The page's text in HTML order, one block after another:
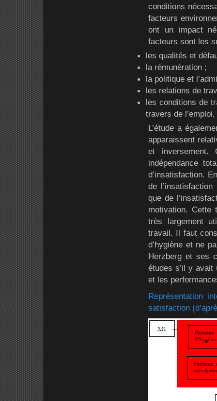
conditions
facteurs
ont un impact
facteurs sont les
les qualités et
la rémunération ;
la politique et
les relations de
les conditions de
travers de
L’étude a
apparaissent
et
indépendance
d’insatisfaction.
de
que de
motivation. Cette
très largement
travail. Il faut
d’hygiène et ne
Herzberg et ses
études s’il y
et les
Représentation
satisfaction